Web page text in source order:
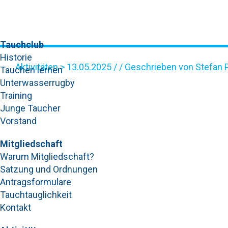
Tauchclub
Historie
Tauchen lernen
Unterwasserrugby
Training
Junge Taucher
Vorstand
Mitgliedschaft
Warum Mitgliedschaft?
Satzung und Ordnungen
Antragsformulare
Tauchtauglichkeit
Kontakt
Aktivitäten> 13.05.2025 / / Geschrieben von Stefan
WHATSAPP BILD 2025-